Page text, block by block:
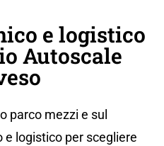
e logistico
Autoscale
parco mezzi e sul
logistico per scegliere